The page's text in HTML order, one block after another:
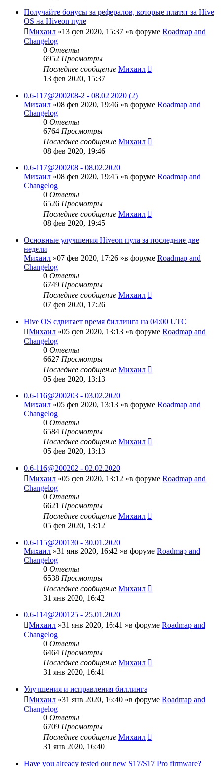
Получайте бонусы за рефералов, которые платят за Hive
OS на Hiveon пуле
Михаил »13 фев 2020, 15:37 »в форуме Roadmap and
Changelog
0 Ответы
6952 Просмотры
Последнее сообщение Михаил
13 фев 2020, 15:37
0.6-117@200208-2 - 08.02.2020 (2)
Михаил »08 фев 2020, 19:46 »в форуме Roadmap and
Changelog
0 Ответы
6764 Просмотры
Последнее сообщение Михаил
08 фев 2020, 19:46
0.6-117@200208 - 08.02.2020
Михаил »08 фев 2020, 19:45 »в форуме Roadmap and
Changelog
0 Ответы
6526 Просмотры
Последнее сообщение Михаил
08 фев 2020, 19:45
Основные улучшения Hiveon пула за последние две
недели
Михаил »07 фев 2020, 17:26 »в форуме Roadmap and
Changelog
0 Ответы
6749 Просмотры
Последнее сообщение Михаил
07 фев 2020, 17:26
Hive OS сдвигает время биллинга на 04:00 UTC
Михаил »05 фев 2020, 13:13 »в форуме Roadmap and
Changelog
0 Ответы
6627 Просмотры
Последнее сообщение Михаил
05 фев 2020, 13:13
0.6-116@200203 - 03.02.2020
Михаил »05 фев 2020, 13:13 »в форуме Roadmap and
Changelog
0 Ответы
6584 Просмотры
Последнее сообщение Михаил
05 фев 2020, 13:13
0.6-116@200202 - 02.02.2020
Михаил »05 фев 2020, 13:12 »в форуме Roadmap and
Changelog
0 Ответы
6621 Просмотры
Последнее сообщение Михаил
05 фев 2020, 13:12
0.6-115@200130 - 30.01.2020
Михаил »31 янв 2020, 16:42 »в форуме Roadmap and
Changelog
0 Ответы
6538 Просмотры
Последнее сообщение Михаил
31 янв 2020, 16:42
0.6-114@200125 - 25.01.2020
Михаил »31 янв 2020, 16:41 »в форуме Roadmap and
Changelog
0 Ответы
6464 Просмотры
Последнее сообщение Михаил
31 янв 2020, 16:41
Улучшения и исправления биллинга
Михаил »31 янв 2020, 16:40 »в форуме Roadmap and
Changelog
0 Ответы
6709 Просмотры
Последнее сообщение Михаил
31 янв 2020, 16:40
Have you already tested our new S17/S17 Pro firmware?